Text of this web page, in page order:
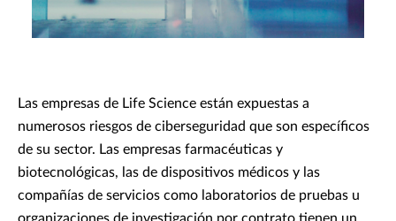
Las empresas de Life Science están expuestas a
numerosos riesgos de ciberseguridad que son específicos
de su sector. Las empresas farmacéuticas y
biotecnológicas, las de dispositivos médicos y las
compañías de servicios como laboratorios de pruebas u
organizaciones de investigación por contrato tienen un